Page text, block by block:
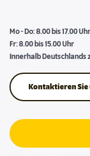
Mo - Do: 8.00 bis 17.00 Uhr
Fr: 8.00 bis 15.00 Uhr
Innerhalb
Kontaktieren Sie